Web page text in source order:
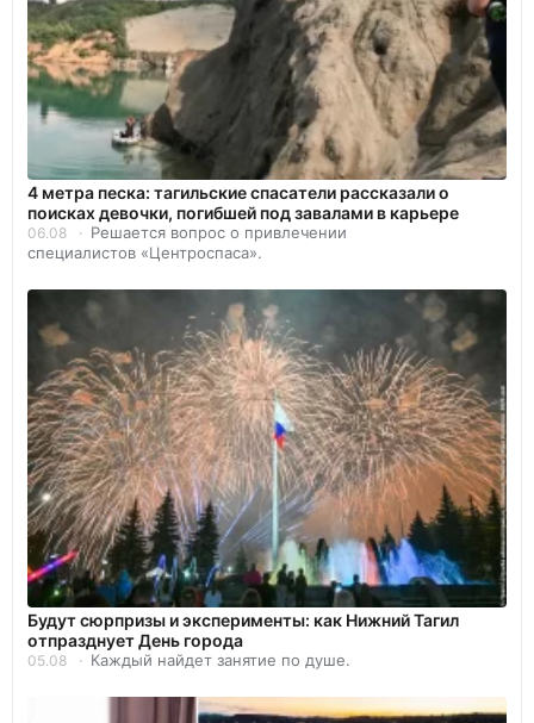
4 метра песка: тагильские спасатели рассказали о
поисках девочки, погибшей под завалами в карьере
06.08
Решается вопрос о привлечении
специалистов «Центроспаса».
Будут сюрпризы и эксперименты: как Нижний Тагил
отпразднует День города
05.08 Каждый найдет занятие по душе.